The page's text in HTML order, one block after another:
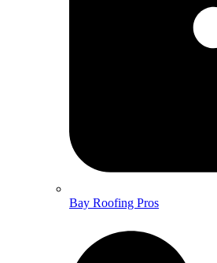
Bay Roofing Pros